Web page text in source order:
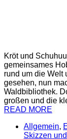
Kröt und
gemeinsames
rund um die Welt
gesehen, nun
Waldbibliothek.
großen und die
READ MORE
Allgemein,
Skizzen